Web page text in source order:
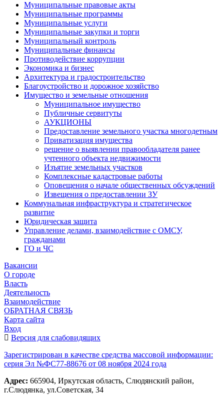
Муниципальные правовые акты
Муниципальные программы
Муниципальные услуги
Муниципальные закупки и торги
Муниципальный контроль
Муниципальные финансы
Противодействие коррупции
Экономика и бизнес
Архитектура и градостроительство
Благоустройство и дорожное хозяйство
Имущество и земельные отношения
Муниципальное имущество
Публичные сервитуты
АУКЦИОНЫ
Предоставление земельного участка многодетным
Приватизация имущества
решение о выявлении правообладателя ранее
учтенного объекта недвижимости
Изъятие земельных участков
Комплексные кадастровые работы
Оповещения о начале общественных обсуждений
Извещения о предоставлении ЗУ
Коммунальная инфраструктура и стратегическое
развитие
Юридическая защита
Управление делами, взаимодействие с ОМСУ,
гражданами
ГО и ЧС
Вакансии
О городе
Власть
Деятельность
Взаимодействие
ОБРАТНАЯ СВЯЗЬ
Карта сайта
Вход
Версия для слабовидящих
Зарегистрирован в качестве средства массовой информации:
серия Эл №ФС77-88676 от 08 ноября 2024 года
Адрес: 665904, Иркутская область, Слюдянский район,
г.Слюдянка, ул.Советская, 34